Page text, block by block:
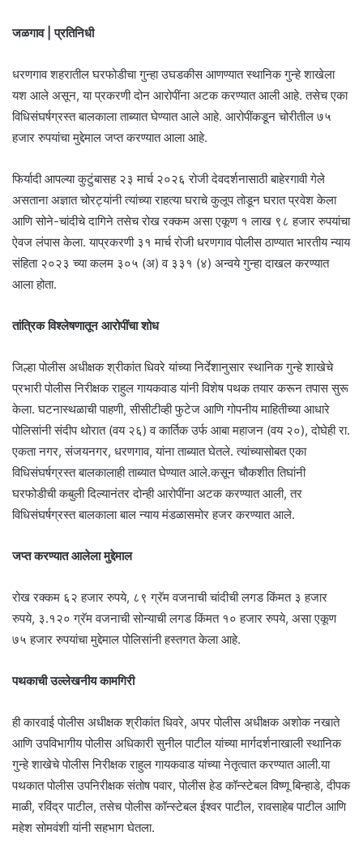
जळगाव | प्रतिनिधी
धरणगाव शहरातील घरफोडीचा गुन्हा उघडकीस आणण्यात स्थानिक गुन्हे शाखेला
यश आले असून, या प्रकरणी दोन आरोपींना अटक करण्यात आली आहे. तसेच एका
विधिसंघर्षग्रस्त बालकाला ताब्यात घेण्यात आले आहे. आरोपींकडून चोरीतील ७५
हजार रुपयांचा मुद्देमाल जप्त करण्यात आला आहे.
फिर्यादी आपल्या कुटुंबासह २३ मार्च २०२६ रोजी देवदर्शनासाठी बाहेरगावी गेले
असताना अज्ञात चोरट्यांनी त्यांच्या राहत्या घराचे कुलूप तोडून घरात प्रवेश केला
आणि सोने-चांदीचे दागिने तसेच रोख रक्कम असा एकूण १ लाख ९८ हजार रुपयांचा
ऐवज लंपास केला. याप्रकरणी ३१ मार्च रोजी धरणगाव पोलीस ठाण्यात भारतीय न्याय
संहिता २०२३ च्या कलम ३०५ (अ) व ३३१ (४) अन्वये गुन्हा दाखल करण्यात
आला होता.
तांत्रिक विश्लेषणातून आरोपींचा शोध
जिल्हा पोलीस अधीक्षक श्रीकांत धिवरे यांच्या निर्देशानुसार स्थानिक गुन्हे शाखेचे
प्रभारी पोलीस निरीक्षक राहुल गायकवाड यांनी विशेष पथक तयार करून तपास सुरू
केला. घटनास्थळाची पाहणी, सीसीटीव्ही फुटेज आणि गोपनीय माहितीच्या आधारे
पोलिसांनी संदीप थोरात (वय २६) व कार्तिक उर्फ आबा महाजन (वय २०), दोघेही रा.
एकता नगर, संजयनगर, धरणगाव, यांना ताब्यात घेतले. त्यांच्यासोबत एका
विधिसंघर्षग्रस्त बालकालाही ताब्यात घेण्यात आले.कसून चौकशीत तिघांनी
घरफोडीची कबुली दिल्यानंतर दोन्ही आरोपींना अटक करण्यात आली, तर
विधिसंघर्षग्रस्त बालकाला बाल न्याय मंडळासमोर हजर करण्यात आले.
जप्त करण्यात आलेला मुद्देमाल
रोख रक्कम ६२ हजार रुपये, ८९ ग्रॅम वजनाची चांदीची लगड किंमत ३ हजार
रुपये, ३.१२० ग्रॅम वजनाची सोन्याची लगड किंमत १० हजार रुपये, असा एकूण
७५ हजार रुपयांचा मुद्देमाल पोलिसांनी हस्तगत केला आहे.
पथकाची उल्लेखनीय कामगिरी
ही कारवाई पोलीस अधीक्षक श्रीकांत धिवरे, अपर पोलीस अधीक्षक अशोक नखाते
आणि उपविभागीय पोलीस अधिकारी सुनील पाटील यांच्या मार्गदर्शनाखाली स्थानिक
गुन्हे शाखेचे पोलीस निरीक्षक राहुल गायकवाड यांच्या नेतृत्वात करण्यात आली.या
पथकात पोलीस उपनिरीक्षक संतोष पवार, पोलीस हेड कॉन्स्टेबल विष्णू बिन्हाडे, दीपक
माळी, रविंद्र पाटील, तसेच पोलीस कॉन्स्टेबल ईश्वर पाटील, रावसाहेब पाटील आणि
महेश सोमवंशी यांनी सहभाग घेतला.